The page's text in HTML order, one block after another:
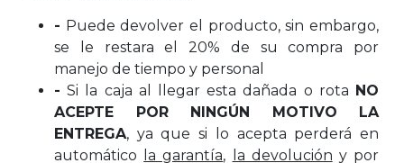
- Puede devolver el producto, sin embargo,
se le restara el 20% de su compra por
manejo de tiempo y personal
- Si la caja al llegar esta dañada o rota NO
ACEPTE POR NINGÚN MOTIVO LA
ENTREGA, ya que si lo acepta perderá en
automático
la garantía, la devolución y por